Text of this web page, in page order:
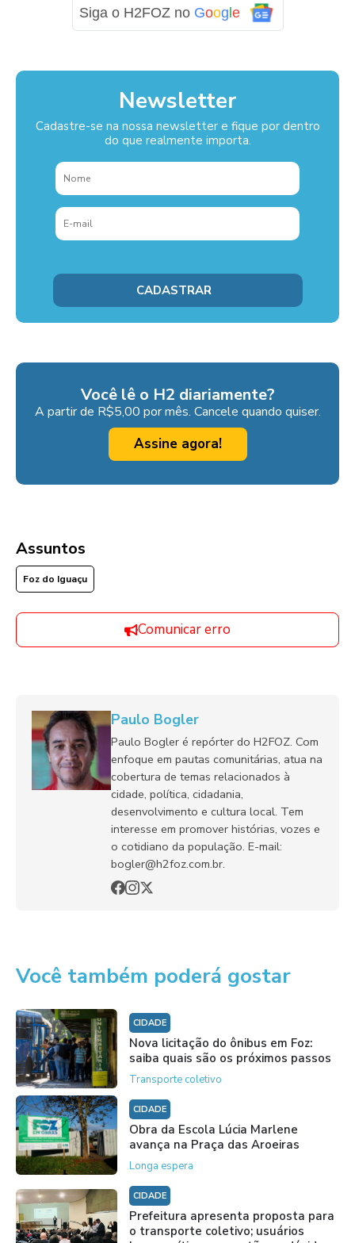
Siga o H2FOZ no Google
Newsletter
Cadastre-se na nossa newsletter e fique por dentro
do que realmente importa.
Você lê o H2 diariamente?
A partir de R$5,00 por mês. Cancele quando quiser.
Assine agora!
Assuntos
Foz do Iguaçu
Comunicar erro
Paulo Bogler
Paulo Bogler é repórter do H2FOZ. Com
enfoque em pautas comunitárias, atua na
cobertura de temas relacionados à
cidade, política, cidadania,
desenvolvimento e cultura local. Tem
interesse em promover histórias, vozes e
o cotidiano da população. E-mail:
bogler@h2foz.com.br.
Você também poderá gostar
CIDADE
Nova licitação do ônibus em Foz:
saiba quais são os próximos passos
Transporte coletivo
CIDADE
Obra da Escola Lúcia Marlene
avança na Praça das Aroeiras
Longa espera
CIDADE
Prefeitura apresenta proposta para
o transporte coletivo; usuários